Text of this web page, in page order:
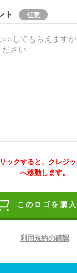
ト
ックすると、クレジ
へ移動します。
このロゴを購
利用規約の確認